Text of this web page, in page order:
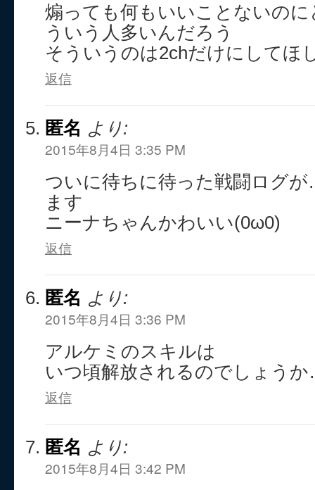
煽っても何もいいことないの
ういう人多いんだろう
そういうのは2chだけにしてほ
返信
匿名 より:
2015年8月4日 3:35 PM
ついに待ちに待った戦闘ログ
ます
ニーナちゃんかわいい(0ω0)
返信
匿名 より:
2015年8月4日 3:36 PM
アルケミのスキルは
いつ頃解放されるのでしょう
返信
匿名 より:
2015年8月4日 3:42 PM